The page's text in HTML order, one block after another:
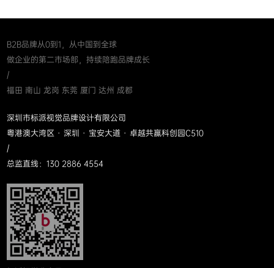
B2B品牌从0到1，从中国到全球
做企业的第二市场部，持续陪跑品牌成长
/
福田 南山 龙岗 东莞 厦门 达州 成都
深圳市标派视觉品牌设计有限公司
粤港澳大湾区 · 深圳 · 宝安大道 · 卓越共赢科创园C510
/
总监直线：130 2886 4554